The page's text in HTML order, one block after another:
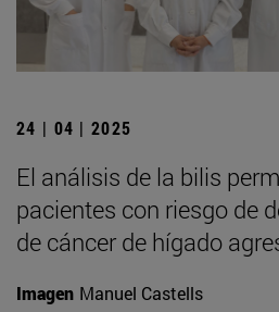
24 | 04 | 2025
El análisis de la bilis
pacientes con riesgo de
de cáncer de hígado
Imagen Manuel Castells